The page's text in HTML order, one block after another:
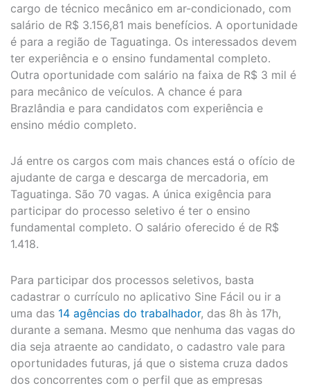
cargo de técnico mecânico em ar-condicionado, com
salário de R$ 3.156,81 mais benefícios. A oportunidade
é para a região de Taguatinga. Os interessados devem
ter experiência e o ensino fundamental completo.
Outra oportunidade com salário na faixa de R$ 3 mil é
para mecânico de veículos. A chance é para
Brazlândia e para candidatos com experiência e
ensino médio completo.
Já entre os cargos com mais chances está o ofício de
ajudante de carga e descarga de mercadoria, em
Taguatinga. São 70 vagas. A única exigência para
participar do processo seletivo é ter o ensino
fundamental completo. O salário oferecido é de R$
1.418.
Para participar dos processos seletivos, basta
cadastrar o currículo no aplicativo Sine Fácil ou ir a
uma das 14 agências do trabalhador, das 8h às 17h,
durante a semana. Mesmo que nenhuma das vagas do
dia seja atraente ao candidato, o cadastro vale para
oportunidades futuras, já que o sistema cruza dados
dos concorrentes com o perfil que as empresas